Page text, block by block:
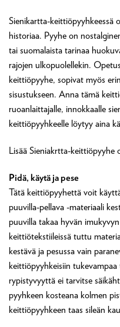
Sienikartta-keittiöpyyhkeessä
historiaa. Pyyhe on
tai suomalaista tarinaa
rajojen ulkopuolellekin.
keittiöpyyhe, sopivat myös
sisustukseen. Anna tämä
ruoanlaittajalle, innokkaalle
keittiöpyyhkeelle löytyy aina
Lisää Sieniakrtta-keittiöpyyhe
Pidä, käytä ja pese
Tätä keittiöpyyhettä voit
puuvilla-pellava -materiaali
puuvilla takaa hyvän
keittiötekstiileissä tuttu
kestävä ja pesussa vain
keittiöpyyhkeisiin
rypistyvyyttä ei tarvitse
pyyhkeen kosteana kolmen
keittiöpyyhkeen taas sileän